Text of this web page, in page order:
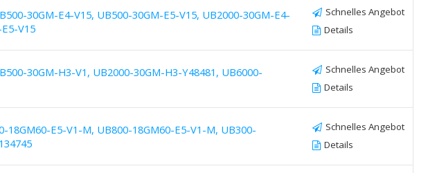
30GM-E4-V15, UB500-30GM-E5-V15, UB2000-30GM-E4-
V15
Schnelles Angebot
Details
30GM-H3-V1, UB2000-30GM-H3-Y48481, UB6000-
Schnelles Angebot
Details
18GM60-E5-V1-M, UB800-18GM60-E5-V1-M, UB300-
Schnelles Angebot
Details